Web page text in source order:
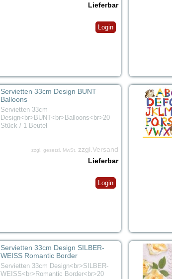
Lieferbar
Login
Servietten 33cm Design BUNT
Balloons
Servietten 33cm
Design<br>BUNT<br>Balloons<br>20
Stück / 1 Beutel
zzgl. gesetzl. MwSt. zzgl.Versand
Lieferbar
Login
Servietten 33cm Design SILBER-
WEISS Romantic Border
Servietten 33cm Design<br>SILBER-
WEISS<br>Romantic Border<br>20